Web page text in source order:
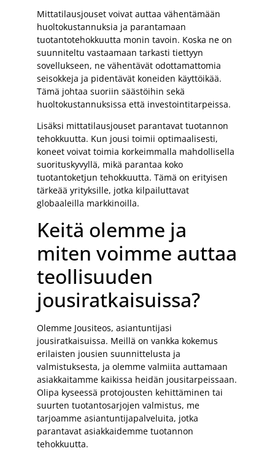
Mittatilausjouset voivat auttaa vähentämään
huoltokustannuksia ja parantamaan
tuotantotehokkuutta monin tavoin. Koska ne on
suunniteltu vastaamaan tarkasti tiettyyn
sovellukseen, ne vähentävät odottamattomia
seisokkeja ja pidentävät koneiden käyttöikää.
Tämä johtaa suoriin säästöihin sekä
huoltokustannuksissa että investointitarpeissa.
Lisäksi mittatilausjouset parantavat tuotannon
tehokkuutta. Kun jousi toimii optimaalisesti,
koneet voivat toimia korkeimmalla mahdollisella
suorituskyvyllä, mikä parantaa koko
tuotantoketjun tehokkuutta. Tämä on erityisen
tärkeää yrityksille, jotka kilpailuttavat
globaaleilla markkinoilla.
Keitä olemme ja
miten voimme auttaa
teollisuuden
jousiratkaisuissa?
Olemme Jousiteos, asiantuntijasi
jousiratkaisuissa. Meillä on vankka kokemus
erilaisten jousien suunnittelusta ja
valmistuksesta, ja olemme valmiita auttamaan
asiakkaitamme kaikissa heidän jousitarpeissaan.
Olipa kyseessä protojousten kehittäminen tai
suurten tuotantosarjojen valmistus, me
tarjoamme asiantuntijapalveluita, jotka
parantavat asiakkaidemme tuotannon
tehokkuutta.